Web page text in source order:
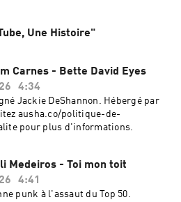
Une Histoire"
Carnes - Bette David Eyes
4:34
Jackie DeShannon. Hébergé par
ausha.co/politique-de-
pour plus d'informations.
Medeiros - Toi mon toit
4:41
punk à l'assaut du Top 50.